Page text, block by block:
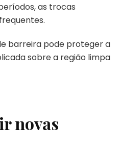
as trocas
barreira pode proteger a
sobre a região limpa
novas